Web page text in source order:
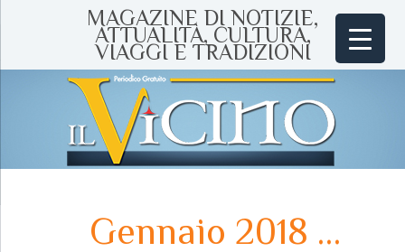
MAGAZINE DI NOTIZIE,
ATTUALITÀ, CULTURA,
VIAGGI E TRADIZIONI
Gennaio 2018 …